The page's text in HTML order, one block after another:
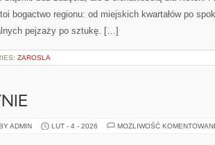
bogactwo regionu: od miejskich kwartałów po
pejzaży po sztukę. […]
ZAROSLA
ADMIN LUT - 4 - 2026 MOŻLIWOŚĆ